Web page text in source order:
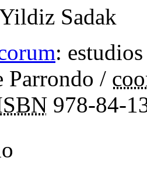
Sadak
:
Parrondo /
978-84-